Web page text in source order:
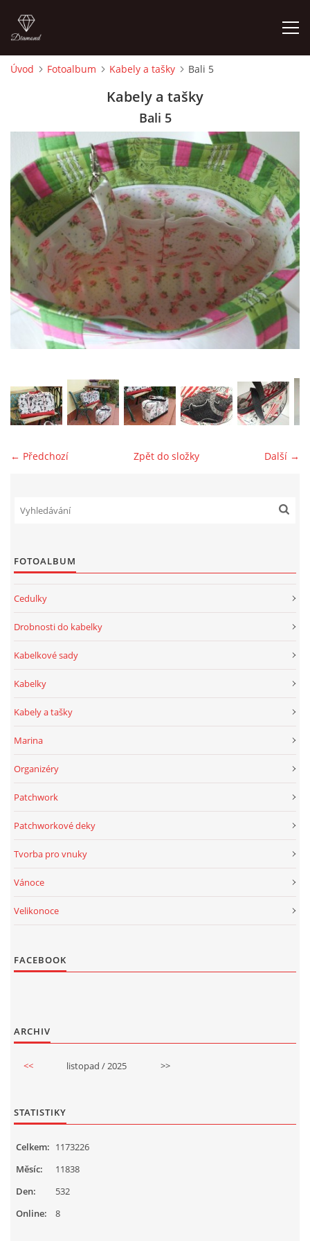
CEDULKY
MOJE POSLEDNÍ PRÁCE
jk-laguna@seznam.cz
Úvod Fotoalbum Kabely a tašky Bali 5
Kabely a tašky
Bali 5
← Předchozí Další →
Zpět do složky
FOTOALBUM
Cedulky
Drobnosti do kabelky
Kabelkové sady
Kabelky
Kabely a tašky
Marina
Organizéry
Patchwork
Patchworkové deky
Tvorba pro vnuky
Vánoce
Velikonoce
FACEBOOK
ARCHIV
<< listopad / 2025 >>
STATISTIKY
Online: 8
Celkem: 1173226
Měsíc:
11838
Den:
532